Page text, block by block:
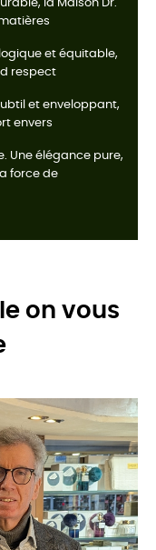
la Maison Dr.
et équitable,
respect
et enveloppant,
envers
Une élégance pure,
force de
on vous